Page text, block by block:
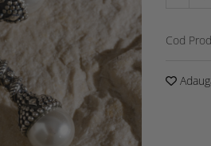
Cod